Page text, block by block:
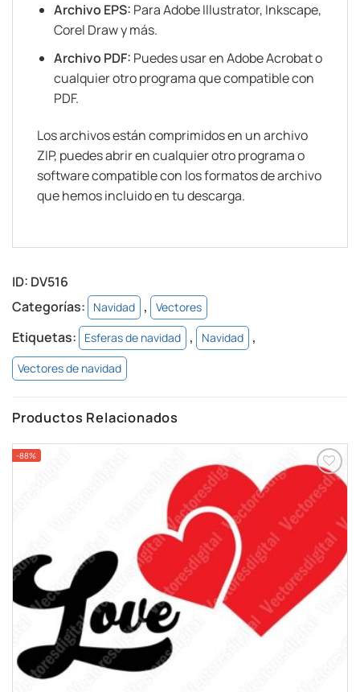
Archivo EPS: Para Adobe Illustrator, Inkscape,
Corel Draw y más.
Archivo PDF: Puedes usar en Adobe Acrobat o
cualquier otro programa que compatible con
PDF.
Los archivos están comprimidos en un archivo
ZIP, puedes abrir en cualquier otro programa o
software compatible con los formatos de archivo
que hemos incluido en tu descarga.
ID: DV516
Categorías:
Navidad , Vectores
Etiquetas: Esferas de navidad , Navidad ,
Vectores de navidad
Productos Relacionados
-88%